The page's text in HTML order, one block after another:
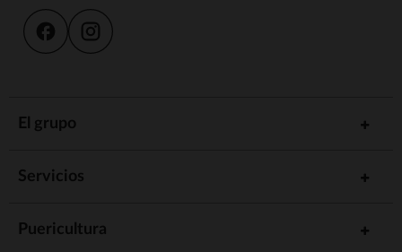
El grupo
Servicios
Puericultura